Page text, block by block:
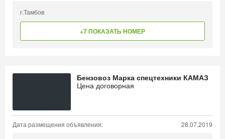
г.Тамбов
+7 ПОКАЗАТЬ НОМЕР
Бензовоз Марка спецтехники КАМАЗ
Цена договорная
Дата размещения объявления: 28.07.2019